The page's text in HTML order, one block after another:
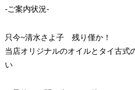
-ご案内状況-
只今~清水さよ子 残り僅か！
当店オリジナルのオイルとタイ古式
い